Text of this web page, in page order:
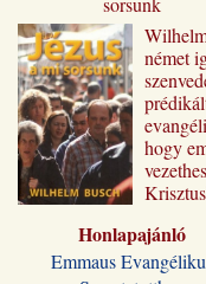
német
hogy
„Jézus a
Honlapajánló
Emmaus